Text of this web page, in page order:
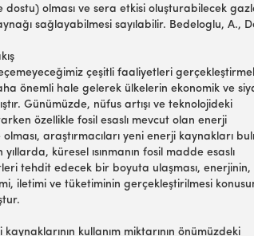
olması ve sera etkisi oluşturabilecek
sağlayabilmesi sayılabilir. Bedeloglu, A.,
çeşitli faaliyetleri
önemli hale gelerek ülkelerin ekonomik ve
Günümüzde, nüfus artışı ve teknolojideki
özellikle fosil esaslı mevcut olan enerji
araştırmacıları yeni enerji kaynakları
küresel ısınmanın fosil madde esaslı
tehdit edecek bir boyuta ulaşması, enerjinin,
iletimi ve tüketiminin gerçekleştirilmesi
kullanım miktarının önümüzdeki